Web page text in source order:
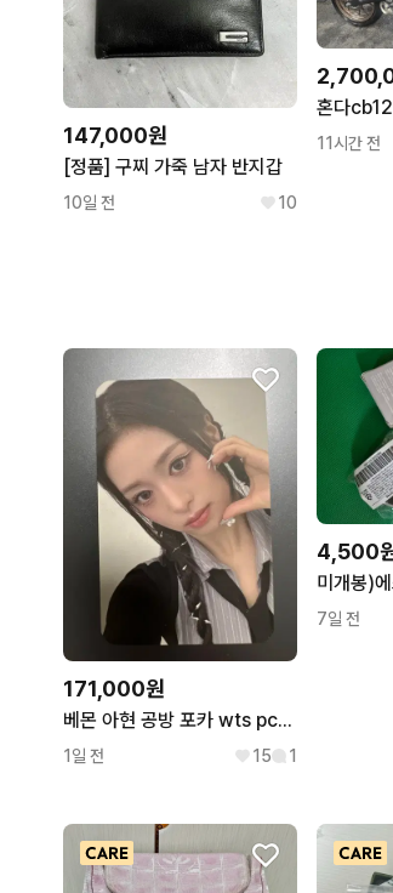
147,000원
[정품] 구찌 가죽 남자 반지갑
10일 전 10
11시간 전
171,000원
베몬 아현 공방 포카 wts pcs ahyoen BM Sheesh
1일 전 15 1
4,500
7일 전